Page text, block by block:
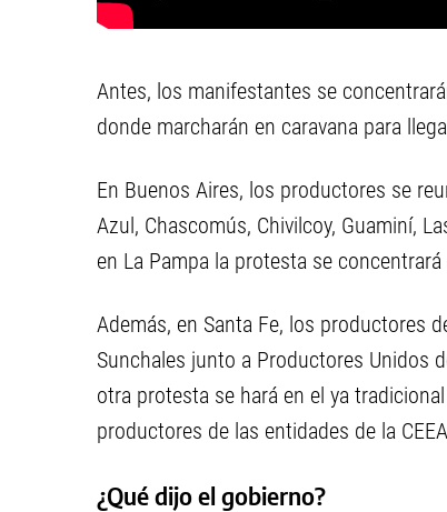
Antes, los manifestantes se
donde marcharán en caravana para
En Buenos Aires, los productores se
Azul, Chascomús, Chivilcoy, Guaminí,
en La Pampa la protesta se
Además, en Santa Fe, los productores
Sunchales junto a Productores Unidos
otra protesta se hará en el ya
productores de las entidades de la
¿Qué dijo el gobierno?